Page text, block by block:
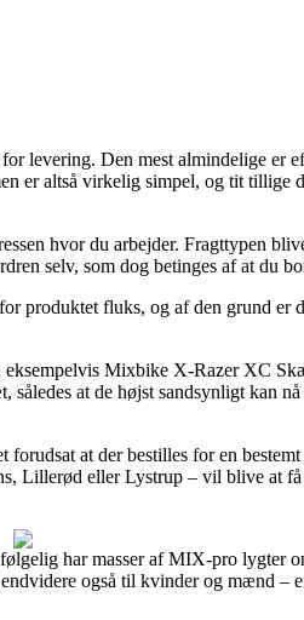
levering. Den mest almindelige er
er altså virkelig simpel, og tit tillige
hvor du arbejder. Fragttypen
selv, som dog betinges af at du
fluks, og af den grund er
eksempelvis Mixbike X-Razer XC
at de højst sandsynligt kan
at der bestilles for en
Lillerød eller Lystrup – vil blive at
har masser af MIX-pro lygter
også til kvinder og mænd –